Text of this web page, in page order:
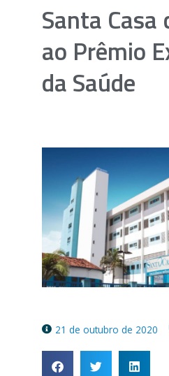
Santa Casa
ao Prêmio
da Saúde
21 de outubro de 2020